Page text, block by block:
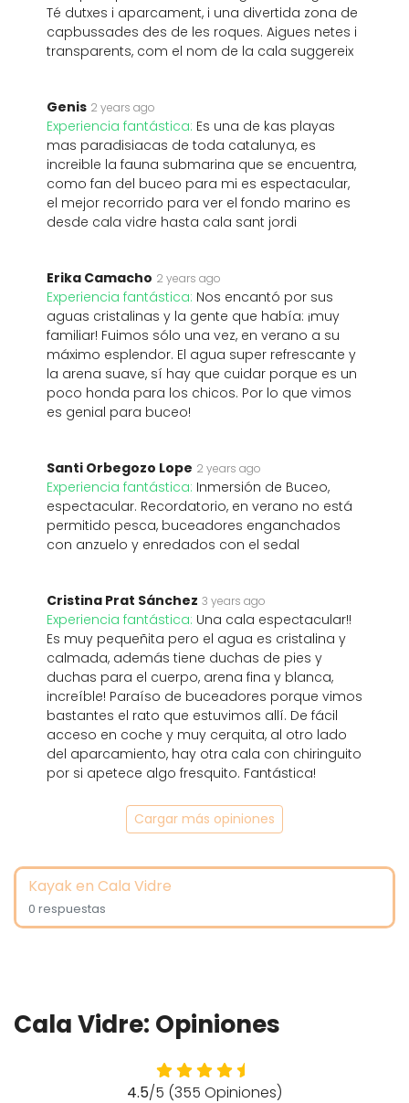
Té dutxes i aparcament, i una divertida zona de
capbussades des de les roques. Aigues netes i
transparents, com el nom de la cala suggereix
Genis 2 years ago
Experiencia fantástica: Es una de kas playas
mas paradisiacas de toda catalunya, es
increible la fauna submarina que se encuentra,
como fan del buceo para mi es espectacular,
el mejor recorrido para ver el fondo marino es
desde cala vidre hasta cala sant jordi
Erika Camacho 2 years ago
Experiencia fantástica: Nos encantó por sus
aguas cristalinas y la gente que había: ¡muy
familiar! Fuimos sólo una vez, en verano a su
máximo esplendor. El agua super refrescante y
la arena suave, sí hay que cuidar porque es un
poco honda para los chicos. Por lo que vimos
es genial para buceo!
Santi Orbegozo Lope 2 years ago
Experiencia fantástica: Inmersión de Buceo,
espectacular. Recordatorio, en verano no está
permitido pesca, buceadores enganchados
con anzuelo y enredados con el sedal
Cristina Prat Sánchez 3 years ago
Experiencia fantástica: Una cala espectacular!!
Es muy pequeñita pero el agua es cristalina y
calmada, además tiene duchas de pies y
duchas para el cuerpo, arena fina y blanca,
increíble! Paraíso de buceadores porque vimos
bastantes el rato que estuvimos allí. De fácil
acceso en coche y muy cerquita, al otro lado
del aparcamiento, hay otra cala con chiringuito
por si apetece algo fresquito. Fantástica!
Cargar más opiniones
Kayak en Cala Vidre
0 respuestas
Cala Vidre: Opiniones
4.5/5 (355 Opiniones)